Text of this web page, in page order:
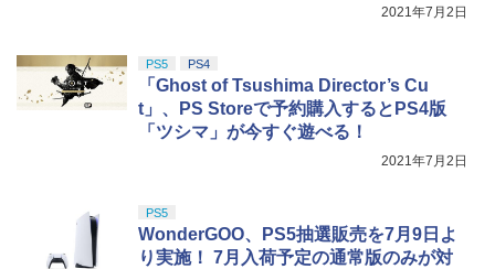
2021年7月2日
PS5 PS4
「Ghost of Tsushima Director’s Cu
t」、PS Storeで予約購入するとPS4版
「ツシマ」が今すぐ遊べる！
2021年7月2日
PS5
WonderGOO、PS5抽選販売を7月9日よ
り実施！ 7月入荷予定の通常版のみが対